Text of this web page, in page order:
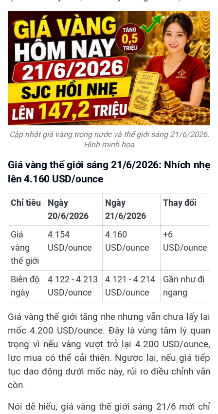
Cập nhật giá vàng trong nước và thế giới sáng 21/6/2026.
Hình minh họa
Giá vàng thế giới sáng 21/6/2026: Nhích nhẹ
lên 4.160 USD/ounce
Chỉ tiêu
Ngày
20/6/2026
Ngày
21/6/2026
Thay đổi
Giá
vàng
thế giới
4.154
USD/ounce
4.160
USD/ounce
+6
USD/ounce
Biên độ
ngày
4.122 - 4.213
USD/ounce
4.121 - 4.214
USD/ounce
Gần như đi
ngang
Giá vàng thế giới tăng nhẹ nhưng vẫn chưa lấy lại
mốc 4.200 USD/ounce. Đây là vùng tâm lý quan
trọng vì nếu vàng vượt trở lại 4.200 USD/ounce,
lực mua có thể cải thiện. Ngược lại, nếu giá tiếp
tục dao động dưới mốc này, rủi ro điều chỉnh vẫn
còn.
Nói dễ hiểu, giá vàng thế giới sáng 21/6 mới chỉ